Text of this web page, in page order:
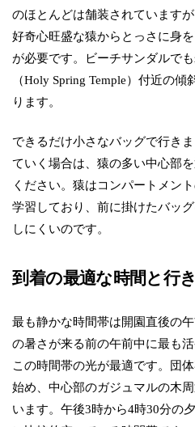
のほとんどは舗装されています
好奇心旺盛な猿からとっさに身
が必要です。ビーチサンダルで
（Holy Spring Temple）付近の
ります。
できるだけ小さなバッグで行き
ていく場合は、猿の多い中心部
ください。猿はコンパートメン
学習しており、前に掛けたバッ
しにくいのです。
到着の最適な時間と行
最も静かな時間帯は開園直後の
の暑さが来る前の午前中に最も
この時間帯の光が最適です。団
始め、中心部のガジュマルの木
います。午後3時から4時30分の